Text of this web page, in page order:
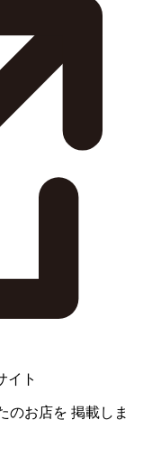
イト
のお店を 掲載しま